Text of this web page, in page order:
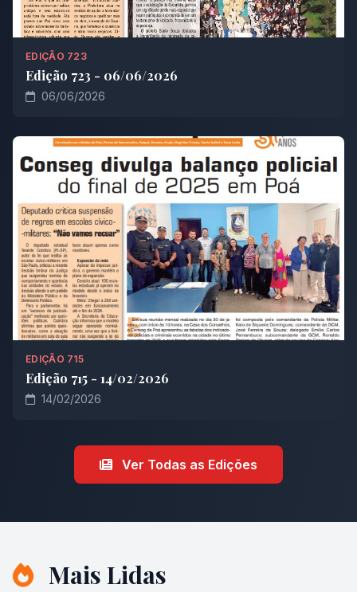
EDIÇÃO 723
Edição 723 - 06/06/2026
06/06/2026
EDIÇÃO 715
Edição 715 - 14/02/2026
14/02/2026
Ver Todas as Edições
Mais Lidas